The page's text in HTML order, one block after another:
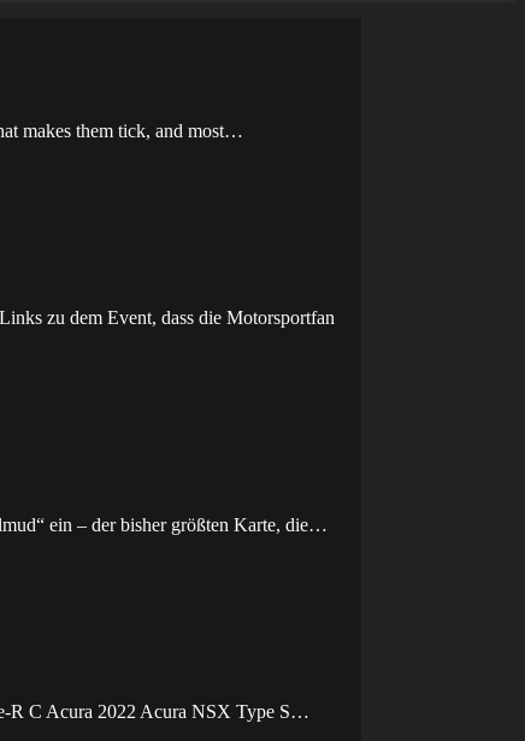
makes them tick, and most…
zu dem Event, dass die Motorsportfan
ein – der bisher größten Karte, die…
R C Acura 2022 Acura NSX Type S…